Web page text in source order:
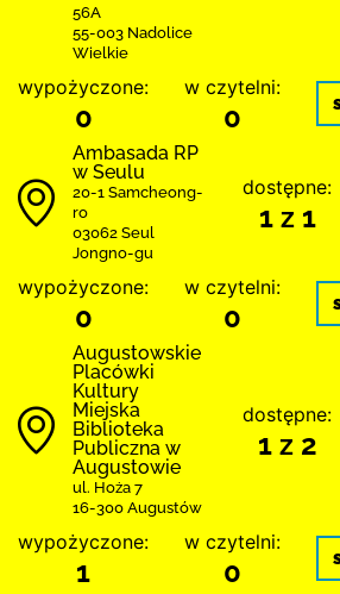
56A
55-003 Nadolice
Wielkie
wypożyczone:
0
w czytelni:
0
Ambasada RP
w Seulu
20-1 Samcheong-
ro
03062 Seul
Jongno-gu
dostępne:
1 z 1
wypożyczone:
0
w czytelni:
0
Augustowskie
Placówki
Kultury
Miejska
Biblioteka
Publiczna w
Augustowie
ul. Hoża 7
16-300 Augustów
dostępne:
1 z 2
wypożyczone:
1
w czytelni:
0